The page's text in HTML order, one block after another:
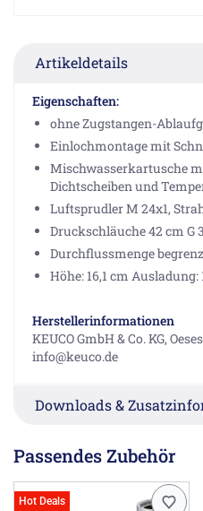
Artikeldetails
Eigenschaften:
ohne Zugstangen-
Einlochmontage mit
Mischwasserkartusche
Dichtscheiben und
Luftsprudler M 24x1,
Druckschläuche 42 cm G
Durchflussmenge
Höhe: 16,1 cm Ausladung:
Herstellerinformationen
KEUCO GmbH & Co. KG,
info@keuco.de
Downloads &
Passendes Zubehör
Hot Deals